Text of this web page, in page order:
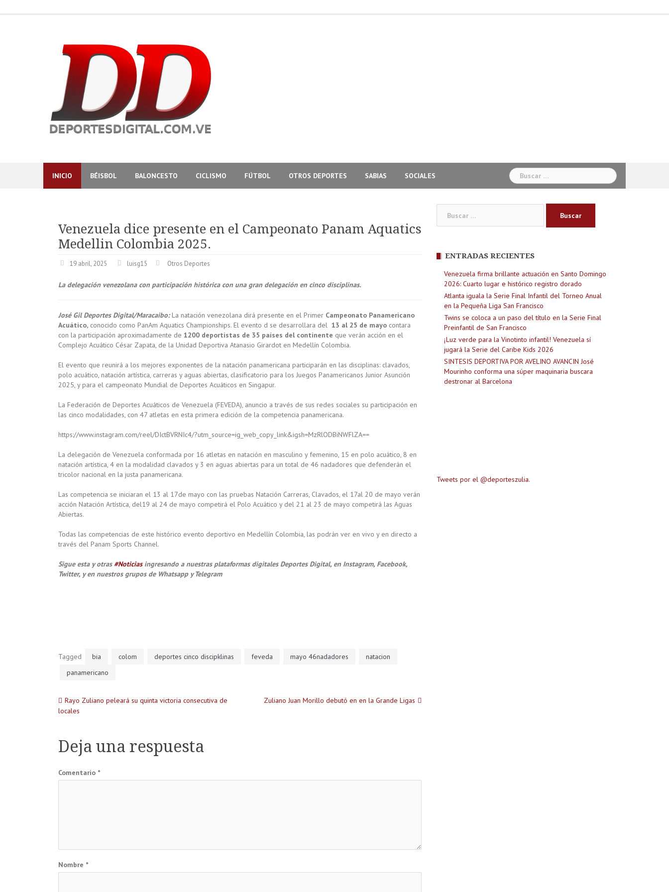
INICIO BÉISBOL BALONCESTO CICLISMO FÚTBOL OTROS DEPORTES SABIAS SOCIALES Buscar:
Venezuela dice presente en el Campeonato Panam Aquatics
Medellin Colombia 2025.
19 abril, 2025 luisg15 Otros Deportes
La delegación venezolana con participación histórica con una gran delegación en cinco disciplinas.
José Gil Deportes Digital/Maracaibo:La natación venezolana dirá presente en el Primer Campeonato Panamericano
Acuático, conocido como PanAm Aquatics Championships. El evento d se desarrollara del 13 al 25 de mayo contara
con la participación aproximadamente de 1200 deportistas de 35 países del continente que verán acción en el
Complejo Acuático César Zapata, de la Unidad Deportiva Atanasio Girardot en Medellín Colombia.
El evento que reunirá a los mejores exponentes de la natación panamericana participarán en las disciplinas: clavados,
polo acuático, natación artística, carreras y aguas abiertas, clasificatorio para los Juegos Panamericanos Junior Asunción
2025, y para el campeonato Mundial de Deportes Acuáticos en Singapur.
La Federación de Deportes Acuáticos de Venezuela (FEVEDA), anuncio a través de sus redes sociales su participación en
las cinco modalidades, con 47 atletas en esta primera edición de la competencia panamericana.
https://www.instagram.com/reel/DIctBVRNIc4/?utm_source=ig_web_copy_link&igsh=MzRlODBiNWFlZA==
La delegación de Venezuela conformada por 16 atletas en natación en masculino y femenino, 15 en polo acuático, 8 en
natación artística, 4 en la modalidad clavados y 3 en aguas abiertas para un total de 46 nadadores que defenderán el
tricolor nacional en la justa panamericana.
Las competencia se iniciaran el 13 al 17de mayo con las pruebas Natación Carreras, Clavados, el 17al 20 de mayo verán
acción Natación Artística, del19 al 24 de mayo competirá el Polo Acuático y del 21 al 23 de mayo competirá las Aguas
Abiertas.
Todas las competencias de este histórico evento deportivo en Medellín Colombia, las podrán ver en vivo y en directo a
través del Panam Sports Channel.
Sigue esta y otras #Noticiasingresando a nuestras plataformas digitales Deportes Digital, en Instagram, Facebook,
Twitter, y en nuestros grupos de Whatsapp y Telegram
Tagged bia colom deportes cinco discipklinas feveda mayo 46nadadores
natacion
panamericano
Navegación
entradas
Rayo Zuliano peleará su quinta victoria consecutiva de
locales
Zuliano Juan Morillo debutó en en la Grande Ligas
Deja una respuesta
Comentario *
Nombre *
ENTRADAS RECIENTES
Venezuela firma brillante actuación en Santo Domingo
2026: Cuarto lugar e histórico registro dorado
Atlanta iguala la Serie Final Infantil del Torneo Anual
en la Pequeña Liga San Francisco
Twins se coloca a un paso del título en la Serie Final
Preinfantil de San Francisco
¡Luz verde para la Vinotinto infantil! Venezuela sí
jugará la Serie del Caribe Kids 2026
SINTESIS DEPORTIVA POR AVELINO AVANCIN José
Mourinho conforma una súper maquinaria buscara
destronar al Barcelona
Tweets por el @deporteszulia.